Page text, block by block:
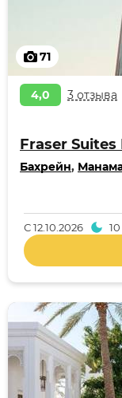
71
4,0 3 отзыва
Fraser
Бахрейн,
С12.10.2026